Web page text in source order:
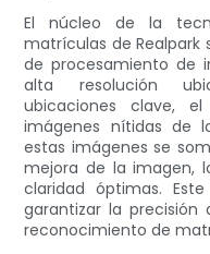
El núcleo de la
matrículas de Realpark
de procesamiento de
alta resolución
ubicaciones clave,
imágenes nítidas de
estas imágenes se
mejora de la imagen,
claridad óptimas.
garantizar la precisión
reconocimiento de